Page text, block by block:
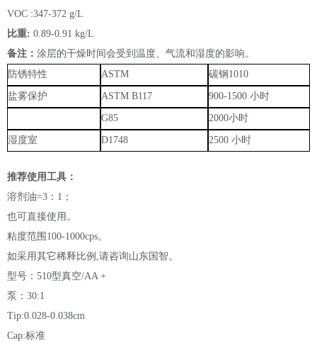
VOC :347-372 g/L
比重: 0.89-0.91 kg/L
备注： 涂层的干燥时间会受到温度、气流和湿度的影响。
防锈特性
ASTM 碳钢 1010
盐雾保护 ASTM B117 900-1500 小时
G85 2000小时
湿度室 D1748 2500 小时
推荐使用工具：
溶剂油=3：1；
也可直接使用。
粘度范围100-1000cps。
如采用其它稀释比例,请咨询山东国智。
型号：510型真空/AA +
泵：30:1
Tip:0.028-0.038cm
Cap:标准